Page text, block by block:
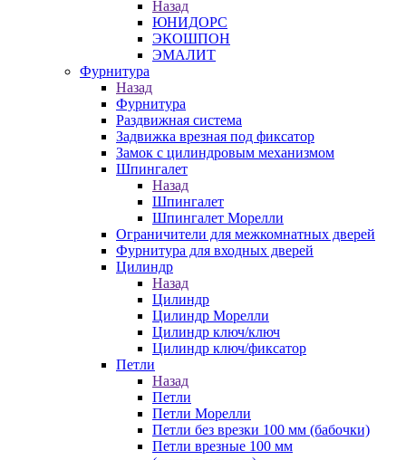
Назад
ЮНИДОРС
ЭКОШПОН
ЭМАЛИТ
Фурнитура
Назад
Фурнитура
Раздвижная система
Задвижка врезная под фиксатор
Замок с цилиндровым механизмом
Шпингалет
Назад
Шпингалет
Шпингалет Морелли
Ограничители для межкомнатных дверей
Фурнитура для входных дверей
Цилиндр
Назад
Цилиндр
Цилиндр Морелли
Цилиндр ключ/ключ
Цилиндр ключ/фиксатор
Петли
Назад
Петли
Петли Морелли
Петли без врезки 100 мм (бабочки)
Петли врезные 100 мм